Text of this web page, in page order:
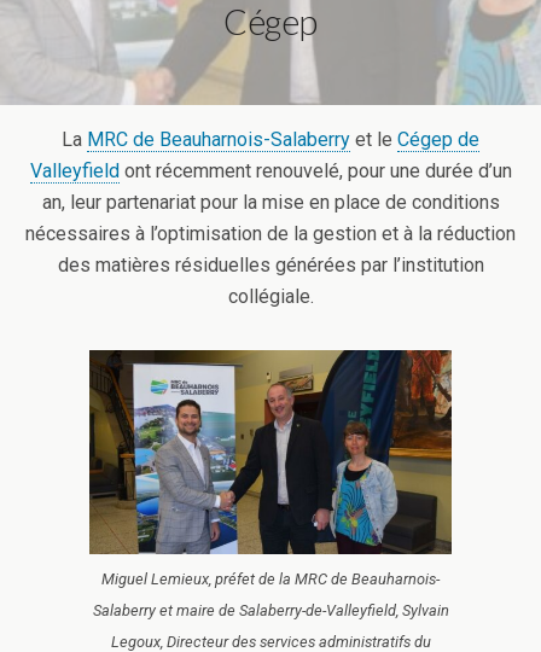
Cégep
La MRC de Beauharnois-Salaberry et le Cégep de
Valleyfieldont récemment renouvelé, pour une durée d’un
an, leur partenariat pour la mise en place de conditions
nécessaires à l’optimisation de la gestion et à la réduction
des matières résiduelles générées par l’institution
collégiale.
Miguel Lemieux, préfet de la MRC de Beauharnois-
Salaberry et maire de Salaberry-de-Valleyfield, Sylvain
Legoux, Directeur des services administratifs du